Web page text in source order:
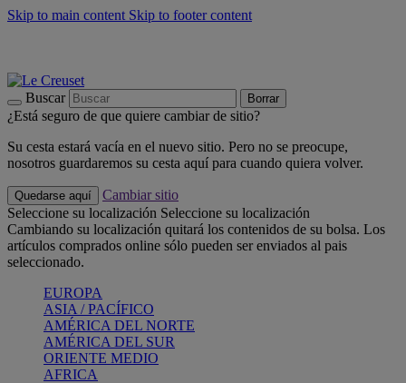
Skip to main content Skip to footer content
Buscar Borrar
¿Está seguro de que quiere cambiar de sitio?
Su cesta estará vacía en el nuevo sitio. Pero no se preocupe,
nosotros guardaremos su cesta aquí para cuando quiera volver.
Quedarse aquí
Cambiar sitio
Seleccione su localización Seleccione su localización
Cambiando su localización quitará los contenidos de su bolsa. Los
artículos comprados online sólo pueden ser enviados al pais
seleccionado.
EUROPA
ASIA / PACÍFICO
AMÉRICA DEL NORTE
AMÉRICA DEL SUR
ORIENTE MEDIO
AFRICA